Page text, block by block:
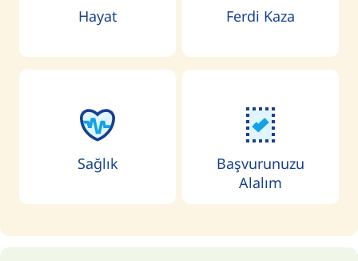
Hayat Ferdi Kaza
Sağlık
Başvurunuzu
Alalım